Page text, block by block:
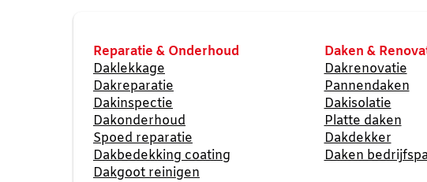
Reparatie & Onderhoud
Daklekkage
Dakreparatie
Dakinspectie
Dakonderhoud
Spoed reparatie
Dakbedekking coating
Dakgoot reinigen
Daken &
Dakrenovatie
Pannendaken
Dakisolatie
Platte daken
Dakdekker
Daken